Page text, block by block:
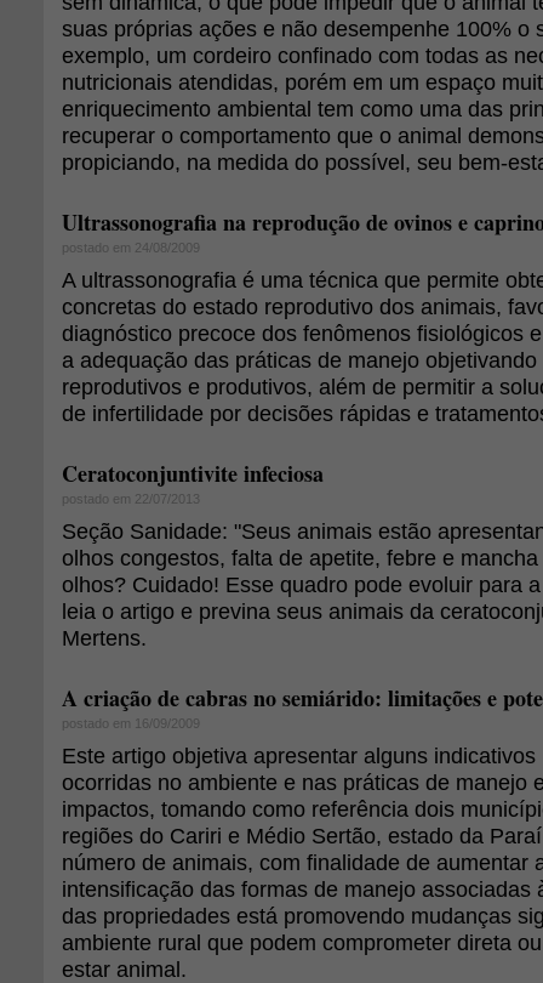
suas próprias ações e não desempenhe 100% o
exemplo, um cordeiro confinado com todas as
nutricionais atendidas, porém em um espaço
enriquecimento ambiental tem como uma das
recuperar o comportamento que o animal
propiciando, na medida do possível, seu bem-
Ultrassonografia na reprodução de ovinos e
postado em 24/08/2009
A ultrassonografia é uma técnica que permite
concretas do estado reprodutivo dos animais,
diagnóstico precoce dos fenômenos fisiológicos
a adequação das práticas de manejo
reprodutivos e produtivos, além de permitir a
de infertilidade por decisões rápidas e
Ceratoconjuntivite infeciosa
postado em 22/07/2013
Seção Sanidade: "Seus animais estão
olhos congestos, falta de apetite, febre e
olhos? Cuidado! Esse quadro pode evoluir para
leia o artigo e previna seus animais da
Mertens.
A criação de cabras no semiárido: limitações e
postado em 16/09/2009
Este artigo objetiva apresentar alguns
ocorridas no ambiente e nas práticas de manejo
impactos, tomando como referência dois
regiões do Cariri e Médio Sertão, estado da
número de animais, com finalidade de aumentar
intensificação das formas de manejo associadas
das propriedades está promovendo mudanças
ambiente rural que podem comprometer direta
estar animal.